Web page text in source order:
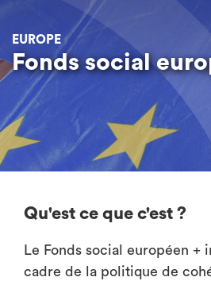
EUROPE
Fonds social
Qu'est ce que c'est ?
Le Fonds social européen +
cadre de la politique de